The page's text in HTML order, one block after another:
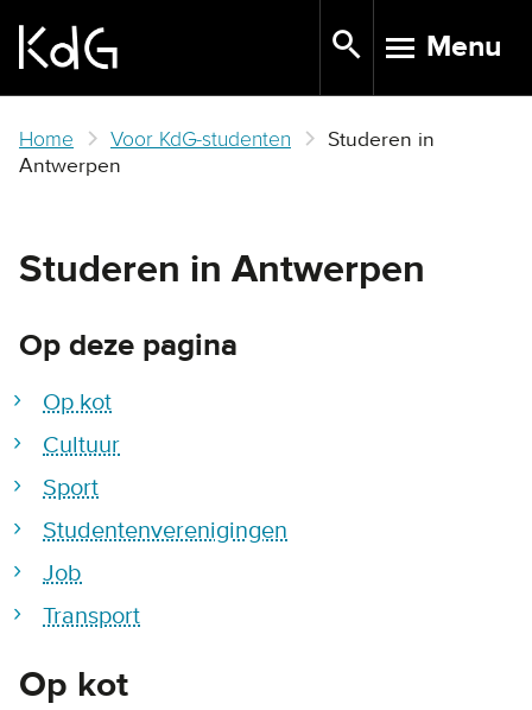
main
TOGGLE
Menu
Home Voor KdG-studenten
Studeren in
Antwerpen
Studeren in Antwerpen
Op deze pagina
Op kot
Cultuur
Sport
Studentenverenigingen
Job
Transport
Op kot